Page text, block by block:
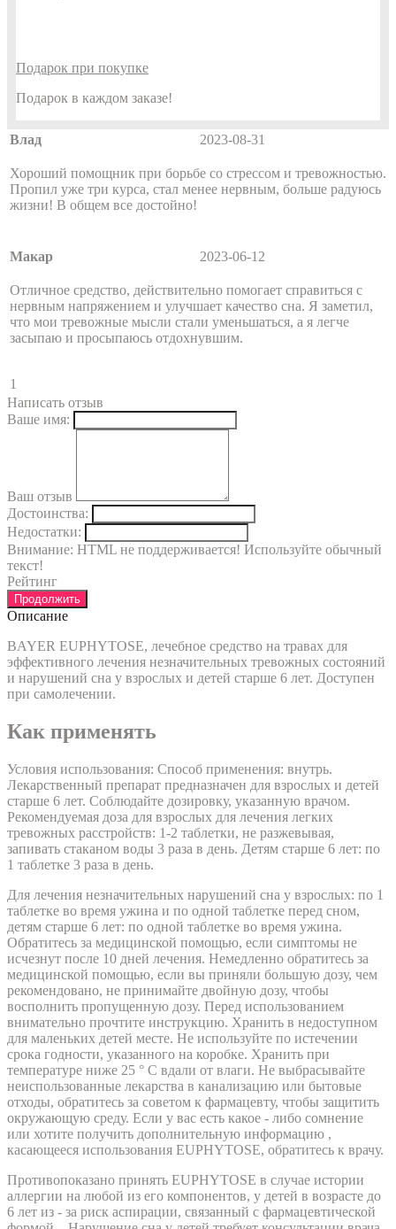
Подарок при покупке
Подарок в каждом заказе!
Влад 2023-08-31
Хороший помощник при борьбе со стрессом и тревожностью.
Пропил уже три курса, стал менее нервным, больше радуюсь
жизни! В общем все достойно!
Макар 2023-06-12
Отличное средство, действительно помогает справиться с
нервным напряжением и улучшает качество сна. Я заметил,
что мои тревожные мысли стали уменьшаться, а я легче
засыпаю и просыпаюсь отдохнувшим.
1
Написать отзыв
Ваше имя:
Ваш отзыв
Достоинства:
Недостатки:
Внимание: HTML не поддерживается! Используйте обычный
текст!
Рейтинг
Продолжить
Описание
BAYER EUPHYTOSE, лечебное средство на травах для
эффективного лечения незначительных тревожных состояний
и нарушений сна у взрослых и детей старше 6 лет. Доступен
при самолечении.
Как применять
Условия использования: Способ применения: внутрь.
Лекарственный препарат предназначен для взрослых и детей
старше 6 лет. Соблюдайте дозировку, указанную врачом.
Рекомендуемая доза для взрослых для лечения легких
тревожных расстройств: 1-2 таблетки, не разжевывая,
запивать стаканом воды 3 раза в день. Детям старше 6 лет: по
1 таблетке 3 раза в день.
Для лечения незначительных нарушений сна у взрослых: по 1
таблетке во время ужина и по одной таблетке перед сном,
детям старше 6 лет: по одной таблетке во время ужина.
Обратитесь за медицинской помощью, если симптомы не
исчезнут после 10 дней лечения. Немедленно обратитесь за
медицинской помощью, если вы приняли большую дозу, чем
рекомендовано, не принимайте двойную дозу, чтобы
восполнить пропущенную дозу. Перед использованием
внимательно прочтите инструкцию. Хранить в недоступном
для маленьких детей месте. Не используйте по истечении
срока годности, указанного на коробке. Хранить при
температуре ниже 25 ° C вдали от влаги. Не выбрасывайте
неиспользованные лекарства в канализацию или бытовые
отходы, обратитесь за советом к фармацевту, чтобы защитить
окружающую среду. Если у вас есть какое - либо сомнение
или хотите получить дополнительную информацию ,
касающееся использования EUPHYTOSE, обратитесь к врачу.
Противопоказано принять EUPHYTOSE в случае истории
аллергии на любой из его компонентов, у детей в возрасте до
6 лет из - за риск аспирации, связанный с фармацевтической